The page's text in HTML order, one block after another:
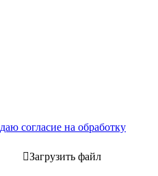
даю согласие на обработку
Загрузить файл